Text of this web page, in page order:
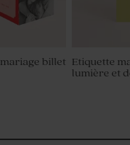
billet
Etiquette
lumière et